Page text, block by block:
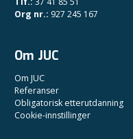
Org nr.: 927 245 167
Om JUC
Om JUC
Referanser
Obligatorisk etterutdanning
Cookie-innstillinger